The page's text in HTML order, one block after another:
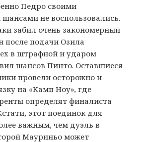
Педро своими
не воспользовались.
забил очень закономерный
после подачи Озила
в штрафной и ударом
шансов Пинто. Оставшиеся
провели осторожно и
на «Камп Ноу», где
определят финалиста
этот поединок для
важным, чем дуэль в
Мауриньо может